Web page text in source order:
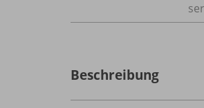
Beschreibung